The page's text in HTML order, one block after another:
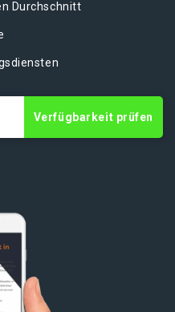
Durchschnitt
Verfügbarkeit prüfen